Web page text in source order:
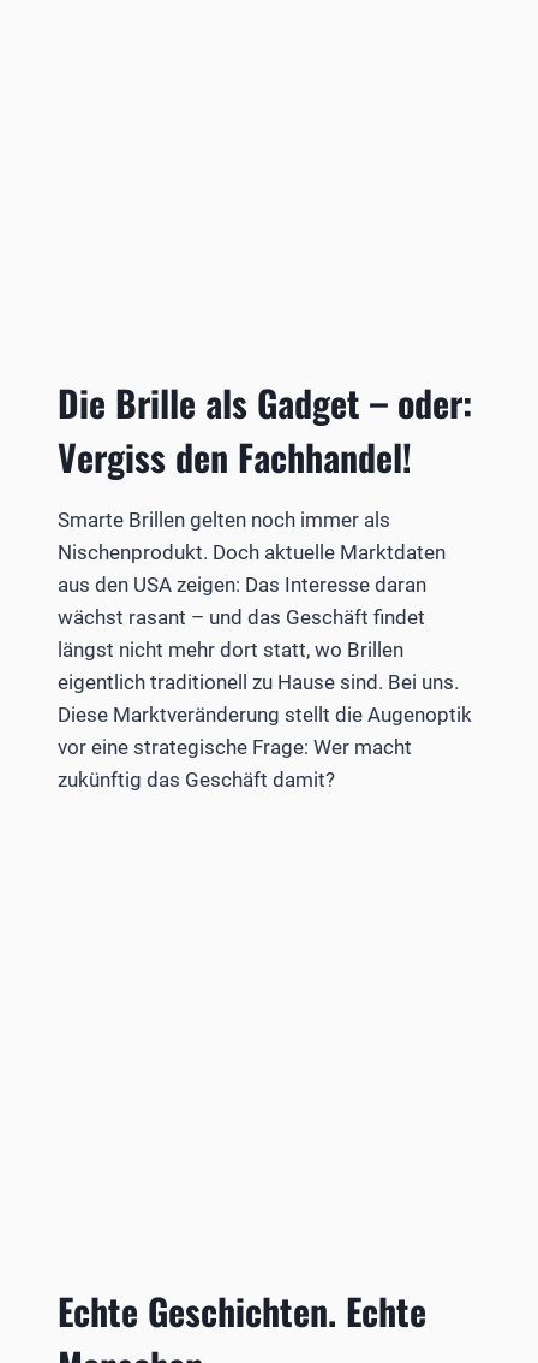
Die Brille als Gadget – oder:
Vergiss den Fachhandel!
Smarte Brillen gelten noch immer als
Nischenprodukt. Doch aktuelle Marktdaten
aus den USA zeigen: Das Interesse daran
wächst rasant – und das Geschäft findet
längst nicht mehr dort statt, wo Brillen
eigentlich traditionell zu Hause sind. Bei uns.
Diese Marktveränderung stellt die Augenoptik
vor eine strategische Frage: Wer macht
zukünftig das Geschäft damit?
Echte Geschichten. Echte